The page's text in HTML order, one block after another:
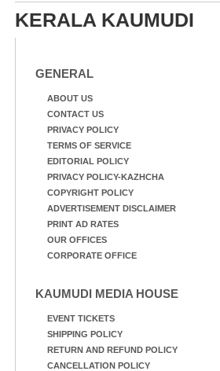
KERALA KAUMUDI
GENERAL
ABOUT US
CONTACT US
PRIVACY POLICY
TERMS OF SERVICE
EDITORIAL POLICY
PRIVACY POLICY-KAZHCHA
COPYRIGHT POLICY
ADVERTISEMENT DISCLAIMER
PRINT AD RATES
OUR OFFICES
CORPORATE OFFICE
KAUMUDI MEDIA HOUSE
EVENT TICKETS
SHIPPING POLICY
RETURN AND REFUND POLICY
CANCELLATION POLICY